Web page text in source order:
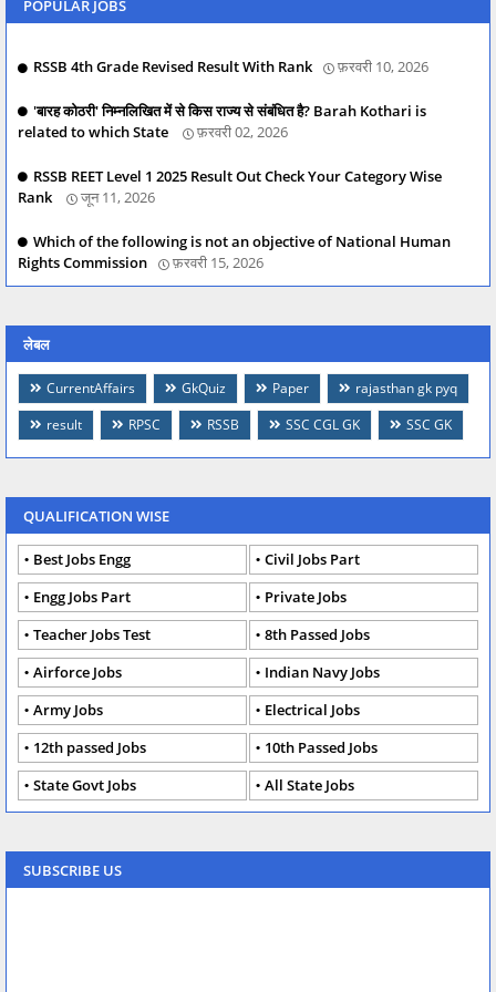
POPULAR JOBS
RSSB 4th Grade Revised Result With Rank फ़रवरी 10, 2026
'बारह कोठरी' निम्नलिखित में से किस राज्य से संबंधित है? Barah Kothari is
related to which State
फ़रवरी 02, 2026
RSSB REET Level 1 2025 Result Out Check Your Category Wise
Rank
जून 11, 2026
Which of the following is not an objective of National Human
Rights Commission
फ़रवरी 15, 2026
लेबल
CurrentAffairs GkQuiz Paper
rajasthan gk pyq
result
RPSC RSSB SSC CGL GK SSC GK
QUALIFICATION WISE
Best Jobs Engg
Civil Jobs Part
Engg Jobs Part
Private Jobs
Teacher Jobs Test
8th Passed Jobs
Airforce Jobs
Indian Navy Jobs
Army Jobs
Electrical Jobs
12th passed Jobs
10th Passed Jobs
State Govt Jobs
All State Jobs
SUBSCRIBE US